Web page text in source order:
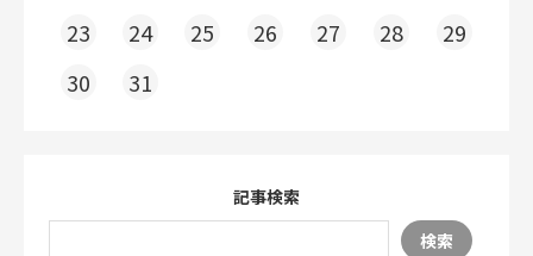
23
24 25 26 27 28
29
30
31
記事検索
検索